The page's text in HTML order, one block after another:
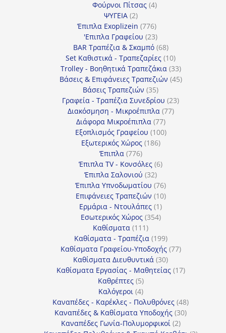
Φούρνοι Πίτσας 44
ΨΥΓΕΙΑ 22
προϊόντα
Έπιπλα Exoplizein 776776
προϊόντα
'Επιπλα Γραφείου 2323
προϊόντα
BAR Τραπέζια & Σκαμπό 6868
προϊόντα
Set Καθιστικά - Τραπεζαρίες 1010
προϊόντα
Trolley - Βοηθητικά Τραπεζάκια 3333
προϊόντα
Βάσεις & Επιφάνειες Τραπεζιών 4545
Βάσεις Τραπεζιών 3535
προϊόντα
Γραφεία - Τραπέζια Συνεδρίου 2323
Διακόσμηση - Μικροέπιπλα 7777
Διάφορα Μικροέπιπλα 7777
προϊόντα
Εξοπλισμός Γραφείου 100100
Εξωτερικός Χώρος 186186
Έπιπλα 776776
προϊόντα
Έπιπλα TV - Κονσόλες 66
Έπιπλα Σαλονιού 3232
προϊόντα
Έπιπλα Υπνοδωματίου 7676
προϊόντα
Επιφάνειες Τραπεζιών 1010
Ερμάρια - Ντουλάπες 11
προϊόν
Εσωτερικός Χώρος 354354
Καθίσματα 111111
προϊόντα
Καθίσματα - Τραπέζια 199199
προϊόντα
Καθίσματα Γραφείου-Υποδοχής 7777
Καθίσματα Διευθυντικά 3030
προϊόντα
Καθίσματα Εργασίας - Μαθητείας 1717
Καθρέπτες 55
προϊόντα
Καλόγεροι 44
προϊόντα
Καναπέδες - Καρέκλες - Πολυθρόνες 4848
προϊόντα
Καναπέδες & Καθίσματα Υποδοχής 3030
Καναπέδες Γωνία-Πολυμορφικοί 22